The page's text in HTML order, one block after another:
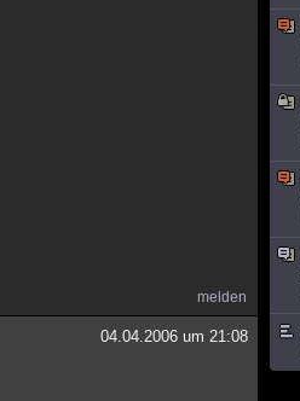
melden
04.04.2006 um 21:08